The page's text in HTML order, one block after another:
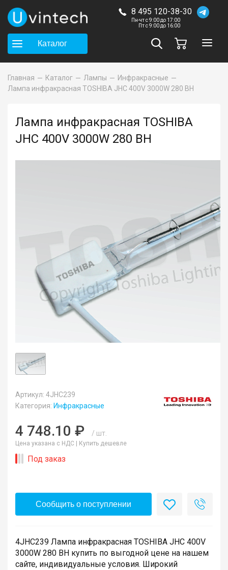
8 495 120-38-30
Пн-чт с 9:00 до 17:00
Пт с 9:00 до 16:00
Каталог
Главная Каталог Лампы
Инфракрасные
Лампа инфракрасная TOSHIBA JHC 400V 3000W 280 BH
Лампа инфракрасная TOSHIBA
JHC 400V 3000W 280 BH
Артикул: 4JHC239
Категория: Инфракрасные
4 748.10 ₽ / шт.
Цена указана с НДС | Купить дешевле
Под заказ
Сообщить о поступлении
4JHC239 Лампа инфракрасная TOSHIBA JHC 400V
3000W 280 BH купить по выгодной цене на нашем
сайте, индивидуальные условия. Широкий